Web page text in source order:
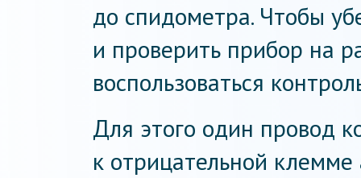
до спидометра. Чтобы
и проверить прибор на
воспользоваться
Для этого один провод
к отрицательной